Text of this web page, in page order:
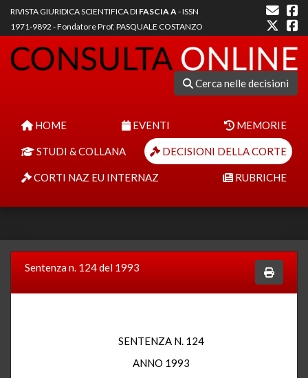
RIVISTA GIURIDICA SCIENTIFICA DI FASCIA A- ISSN
1971-9892 - Fondatore Prof. PASQUALE COSTANZO
Cerca nelle decisioni
HOME EVENTI MEMORIE
STUDI & COLLANA DECISIONI DELLA CORTE
CORTI NAZ EU INTERNAZ RUBRICHE
Sentenza n. 124 del 1993
SENTENZA N. 124
ANNO 1993